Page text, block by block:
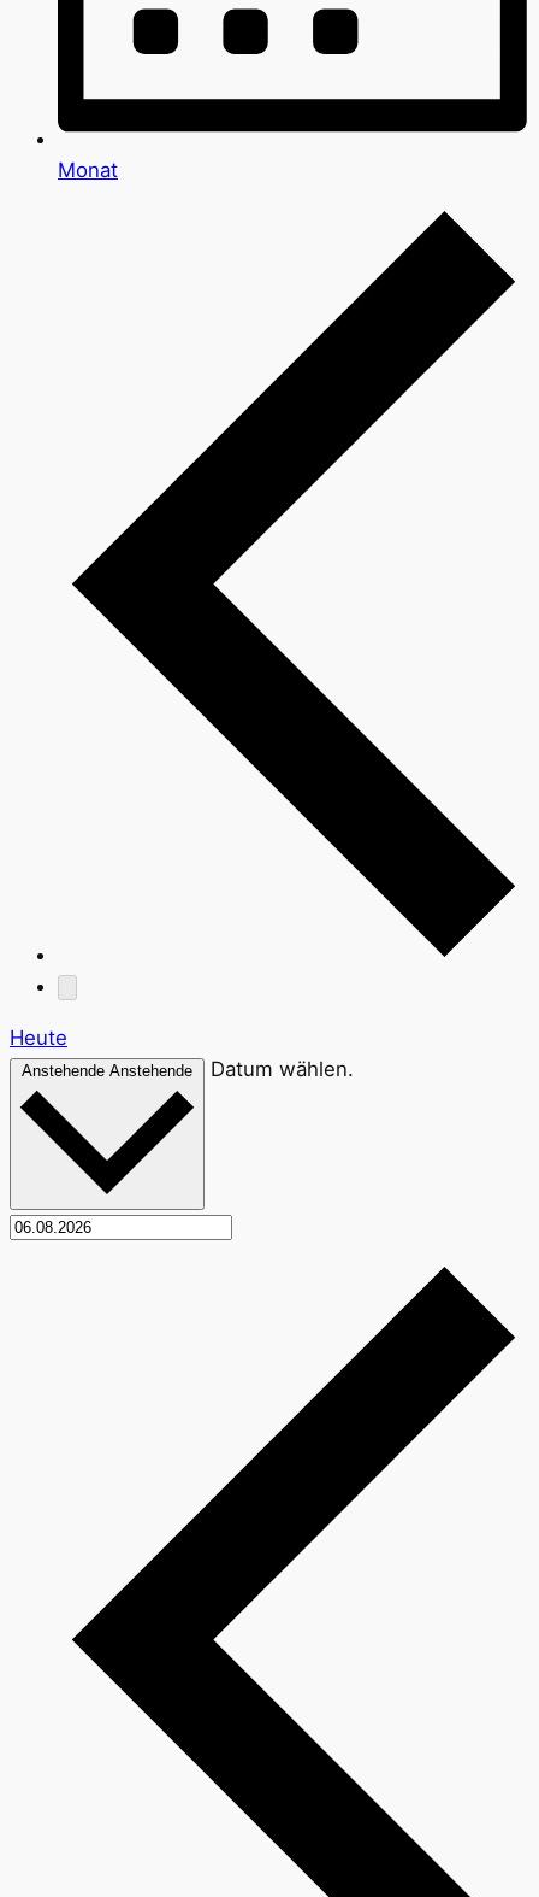
Monat
Heute
Anstehende Anstehende Datum wählen.